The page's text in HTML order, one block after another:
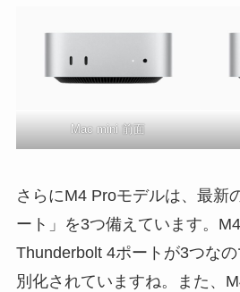
Mac mini 前面
さらにM4 Proモデルは、最新
ート」を3つ備えています。
Thunderbolt 4ポートが3つな
別化されていますね。また、